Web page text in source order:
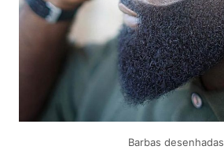
Barbas desenhadas